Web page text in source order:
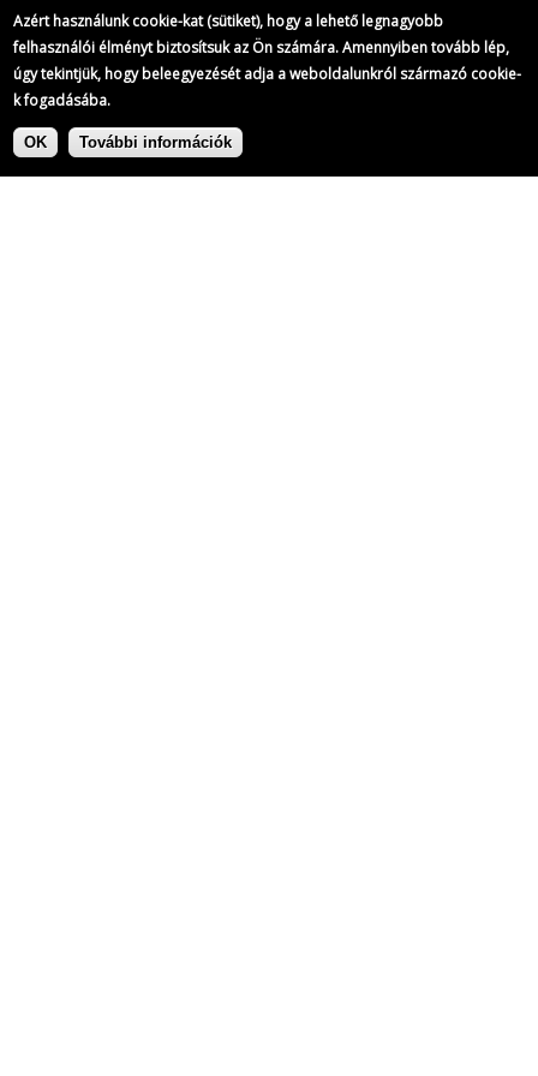
Azért használunk cookie-kat (sütiket), hogy a lehető legnagyobb
felhasználói élményt biztosítsuk az Ön számára. Amennyiben tovább lép,
úgy tekintjük, hogy beleegyezését adja a weboldalunkról származó cookie-
k fogadásába.
OK További információk
Ugrás
Címke: